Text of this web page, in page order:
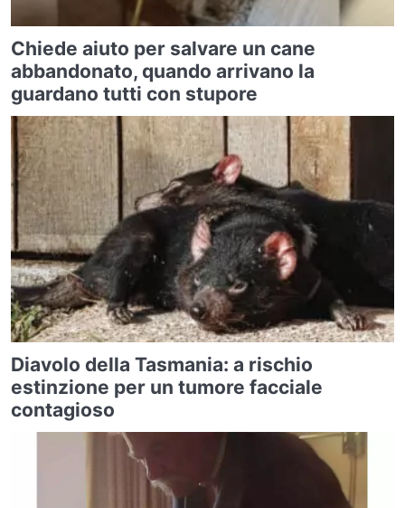
Chiede aiuto per salvare un cane
abbandonato, quando arrivano la
guardano tutti con stupore
Diavolo della Tasmania: a rischio
estinzione per un tumore facciale
contagioso